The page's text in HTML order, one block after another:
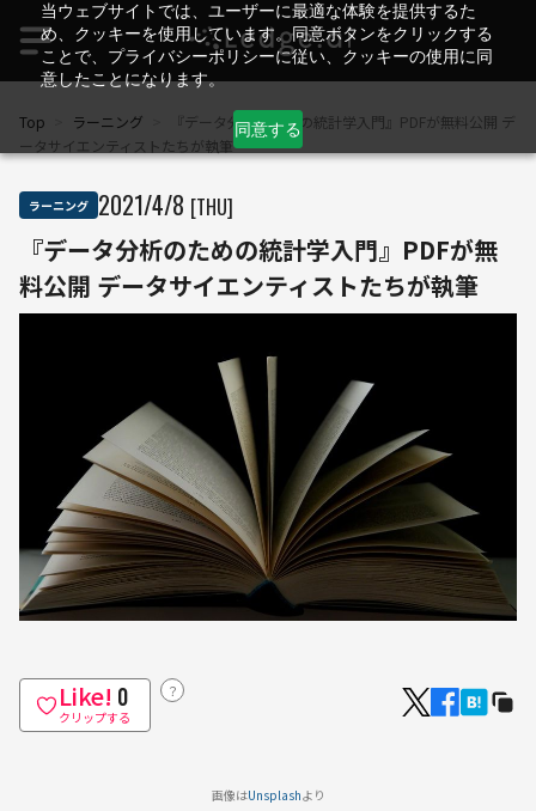
当ウェブサイトでは、ユーザーに最適な体験を提供するた
め、クッキーを使用しています。同意ボタンをクリックする
ことで、プライバシーポリシーに従い、クッキーの使用に同
意したことになります。
同意する
Top ラーニング
『データ分析のための統計学入門』PDFが無料公開 デ
ータサイエンティストたちが執筆
ラーニング 2021/4/8 [THU]
『データ分析のための統計学入門』PDFが無
料公開 データサイエンティストたちが執筆
Like! 0
クリップする
？
画像はUnsplashより